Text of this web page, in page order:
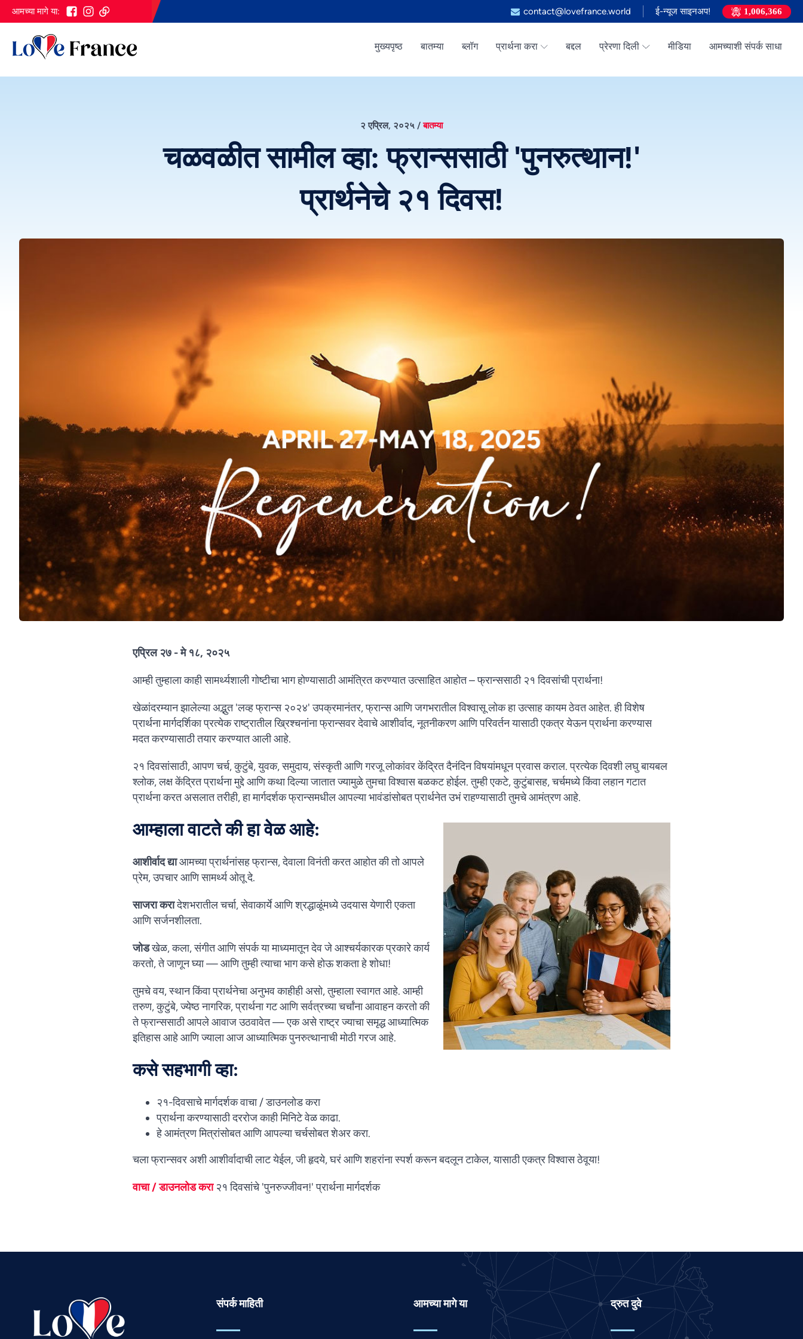
आमच्या मागे या: contact@lovefrance.world ई-न्यूज साइनअप! 1,006,366
मुख्यपृष्ठ बातम्या ब्लॉग प्रार्थना करा बद्दल प्रेरणा दिली मीडिया आमच्याशी संपर्क साधा
२ एप्रिल, २०२५ /बातम्या
चळवळीत सामील व्हा: फ्रान्ससाठी 'पुनरुत्थान!'
प्रार्थनेचे २१ दिवस!
एप्रिल २७ - मे १८, २०२५
आम्ही तुम्हाला काही सामर्थ्यशाली गोष्टीचा भाग होण्यासाठी आमंत्रित करण्यात उत्साहित आहोत – फ्रान्ससाठी २१ दिवसांची प्रार्थना!
खेळांदरम्यान झालेल्या अद्भुत 'लव्ह फ्रान्स २०२४' उपक्रमानंतर, फ्रान्स आणि जगभरातील विश्वासू लोक हा उत्साह कायम ठेवत आहेत. ही विशेष
प्रार्थना मार्गदर्शिका प्रत्येक राष्ट्रातील ख्रिश्चनांना फ्रान्सवर देवाचे आशीर्वाद, नूतनीकरण आणि परिवर्तन यासाठी एकत्र येऊन प्रार्थना करण्यास
मदत करण्यासाठी तयार करण्यात आली आहे.
२१ दिवसांसाठी, आपण चर्च, कुटुंबे, युवक, समुदाय, संस्कृती आणि गरजू लोकांवर केंद्रित दैनंदिन विषयांमधून प्रवास कराल. प्रत्येक दिवशी लघु बायबल
श्लोक, लक्ष केंद्रित प्रार्थना मुद्दे आणि कथा दिल्या जातात ज्यामुळे तुमचा विश्वास बळकट होईल. तुम्ही एकटे, कुटुंबासह, चर्चमध्ये किंवा लहान गटात
प्रार्थना करत असलात तरीही, हा मार्गदर्शक फ्रान्समधील आपल्या भावंडांसोबत प्रार्थनेत उभं राहण्यासाठी तुमचे आमंत्रण आहे.
आम्हाला वाटते की हा वेळ आहे:
आशीर्वाद द्याआमच्या प्रार्थनांसह फ्रान्स, देवाला विनंती करत आहोत की तो आपले
प्रेम, उपचार आणि सामर्थ्य ओतू दे.
साजरा करादेशभरातील चर्चा, सेवाकार्ये आणि श्रद्धाळूंमध्ये उदयास येणारी एकता
आणि सर्जनशीलता.
जोडखेळ, कला, संगीत आणि संपर्क या माध्यमातून देव जे आश्चर्यकारक प्रकारे कार्य
करतो, ते जाणून घ्या — आणि तुम्ही त्याचा भाग कसे होऊ शकता हे शोधा!
तुमचे वय, स्थान किंवा प्रार्थनेचा अनुभव काहीही असो, तुम्हाला स्वागत आहे. आम्ही
तरुण, कुटुंबे, ज्येष्ठ नागरिक, प्रार्थना गट आणि सर्वत्रच्या चर्चांना आवाहन करतो की
ते फ्रान्ससाठी आपले आवाज उठवावेत — एक असे राष्ट्र ज्याचा समृद्ध आध्यात्मिक
इतिहास आहे आणि ज्याला आज आध्यात्मिक पुनरुत्थानाची मोठी गरज आहे.
कसे सहभागी व्हा:
२१-दिवसाचे मार्गदर्शक वाचा / डाउनलोड करा
प्रार्थना करण्यासाठी दररोज काही मिनिटे वेळ काढा.
हे आमंत्रण मित्रांसोबत आणि आपल्या चर्चसोबत शेअर करा.
चला फ्रान्सवर अशी आशीर्वादाची लाट येईल, जी हृदये, घरं आणि शहरांना स्पर्श करून बदलून टाकेल, यासाठी एकत्र विश्वास ठेवूया!
वाचा / डाउनलोड करा२१ दिवसांचे 'पुनरुज्जीवन!' प्रार्थना मार्गदर्शक
संपर्क माहिती आमच्या मागे या द्रुत दुवे
French
German
Gujarati
Hindi
Persian
Portuguese
Romanian
Russian
Spanish
Swahili
Tamil
Telugu
Thai